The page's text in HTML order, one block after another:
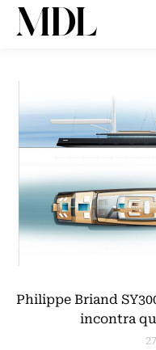
Philippe Briand
incontra